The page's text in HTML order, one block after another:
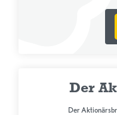
Der
Der